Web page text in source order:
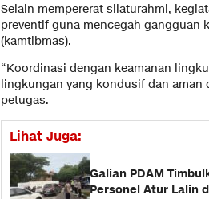
Selain mempererat silaturahmi,
preventif guna mencegah gangguan
(kamtibmas).
“Koordinasi dengan keamanan
lingkungan yang kondusif dan aman
petugas.
Lihat Juga:
Galian PDAM
Personel Atur Lalin